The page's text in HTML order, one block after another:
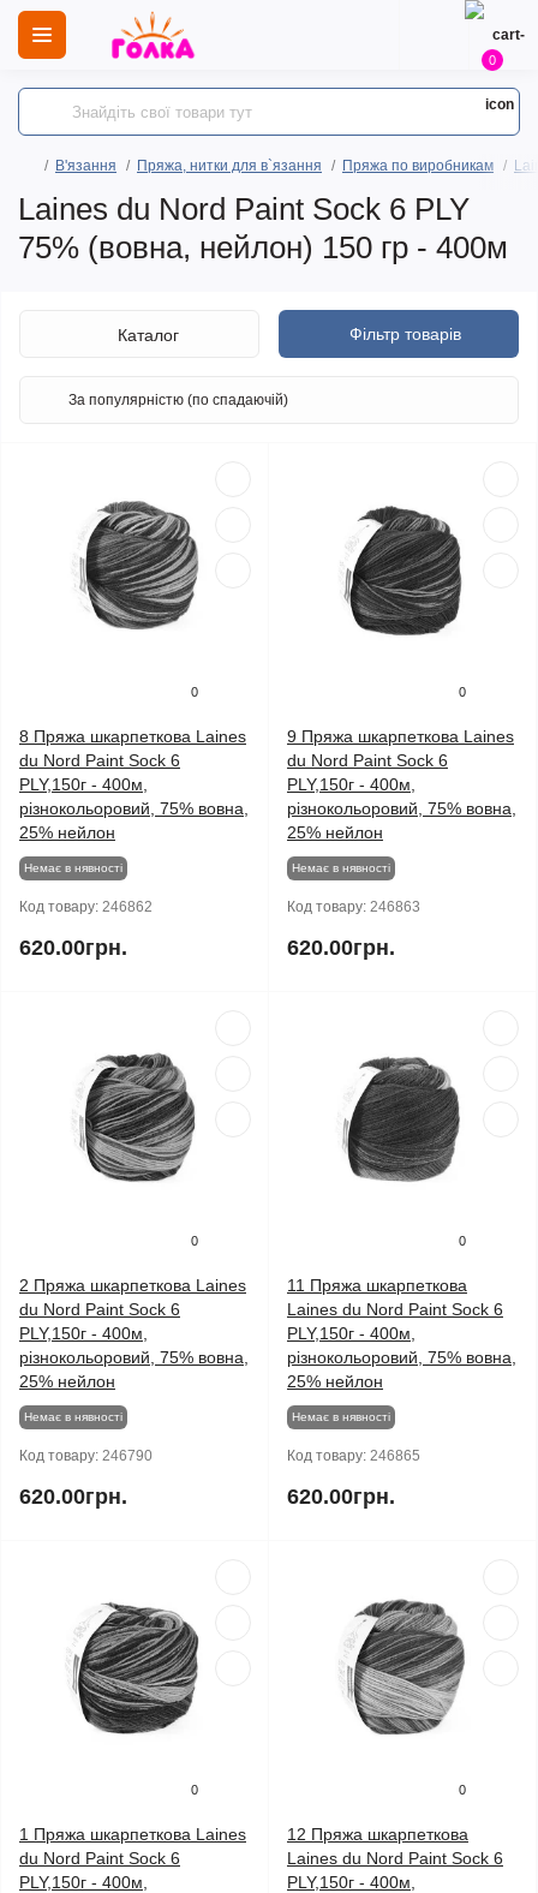
0
В'язання Пряжа, нитки для в`язання Пряжа по виробникам
Laines du Nord Paint Sock 6 PLY
75% (вовна, нейлон) 150 гр - 400м
Фільтр товарів
Каталог
0
8 Пряжа шкарпеткова Laines
du Nord Paint Sock 6
PLY,150г - 400м,
різнокольоровий, 75% вовна,
25% нейлон
Немає в нявності
Код товару: 246862
620.00грн.
0
9 Пряжа шкарпеткова Laines
du Nord Paint Sock 6
PLY,150г - 400м,
різнокольоровий, 75% вовна,
25% нейлон
Немає в нявності
Код товару: 246863
620.00грн.
0
2 Пряжа шкарпеткова Laines
du Nord Paint Sock 6
PLY,150г - 400м,
різнокольоровий, 75% вовна,
25% нейлон
Немає в нявності
Код товару: 246790
620.00грн.
0
11 Пряжа шкарпеткова
Laines du Nord Paint Sock 6
PLY,150г - 400м,
різнокольоровий, 75% вовна,
25% нейлон
Немає в нявності
Код товару: 246865
620.00грн.
0
1 Пряжа шкарпеткова Laines
du Nord Paint Sock 6
PLY,150г - 400м,
0
12 Пряжа шкарпеткова
Laines du Nord Paint Sock 6
PLY,150г - 400м,